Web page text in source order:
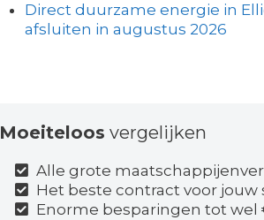
Direct duurzame energie in
afsluiten in augustus 2026
Moeiteloos vergelijken
Alle grote
Het beste contract voor jouw
Enorme besparingen tot wel